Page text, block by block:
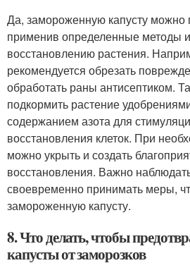
Да, замороженную капусту можно
применив определенные методы
восстановлению растения.
рекомендуется обрезать
обработать раны антисептиком.
подкормить растение
содержанием азота для
восстановления клеток. При
можно укрыть и создать
восстановления. Важно
своевременно принимать меры,
замороженную капусту.
8. Что делать, чтобы
капусты от заморозков